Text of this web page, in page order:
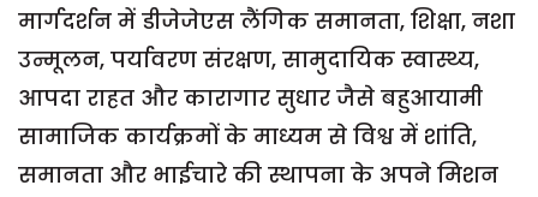
मार्गदर्शन में डीजेजेएस लैंगिक समानता, शिक्षा, नशा
उन्मूलन, पर्यावरण संरक्षण, सामुदायिक स्वास्थ्य,
आपदा राहत और कारागार सुधार जैसे बहुआयामी
सामाजिक कार्यक्रमों के माध्यम से विश्व में शांति,
समानता और भाईचारे की स्थापना के अपने मिशन